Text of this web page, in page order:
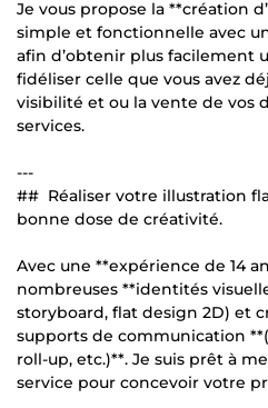
Je vous propose la **création
simple et fonctionnelle avec
afin d’obtenir plus facilement
fidéliser celle que vous avez
visibilité et ou la vente de vos
services.
---
## Réaliser votre illustration
bonne dose de créativité.
Avec une **expérience de 14
nombreuses **identités
storyboard, flat design 2D) et
supports de communication
roll-up, etc.)**. Je suis prêt à
service pour concevoir votre